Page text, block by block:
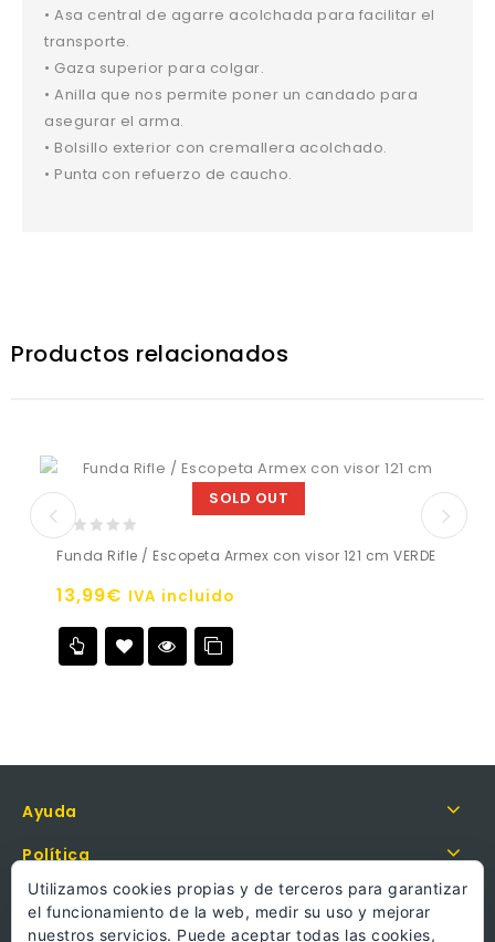
• Asa central de agarre acolchada para facilitar el
transporte.
• Gaza superior para colgar.
• Anilla que nos permite poner un candado para
asegurar el arma.
• Bolsillo exterior con cremallera acolchado.
• Punta con refuerzo de caucho.
Productos relacionados
SOLD OUT
out
5
Funda Rifle / Escopeta Armex con visor 121 cm VERDE
13,99€ IVA incluido
Ayuda
Política
Información
Utilizamos cookies propias y de terceros para garantizar
el funcionamiento de la web, medir su uso y mejorar
nuestros servicios. Puede aceptar todas las cookies,